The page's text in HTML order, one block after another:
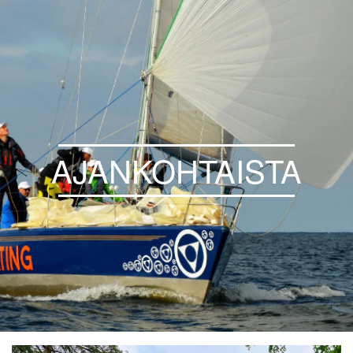
AJANKOHTAISTA